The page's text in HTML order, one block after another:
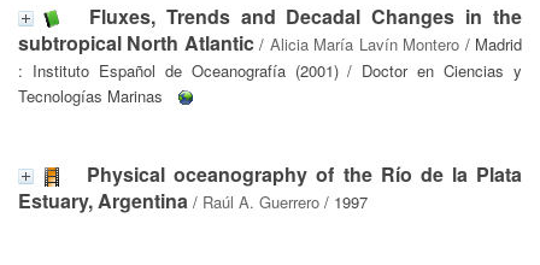
Fluxes, Trends and Decadal Changes in the
subtropical North Atlantic/ Alicia María Lavín Montero / Madrid
: Instituto Español de Oceanografía (2001) / Doctor en Ciencias y
Tecnologías Marinas
Physical oceanography of the Río de la Plata
Estuary, Argentina / Raúl A. Guerrero / 1997